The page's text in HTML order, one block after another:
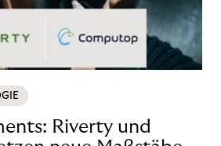
Riverty und